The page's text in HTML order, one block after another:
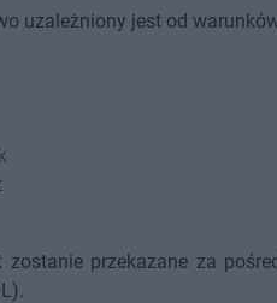
uzależniony jest od
przekazane za